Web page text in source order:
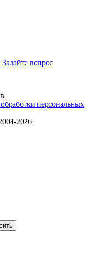
Задайте вопрос
персональных
2026